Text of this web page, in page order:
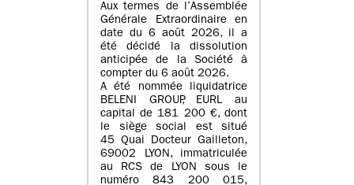
Aux termes de l’Assemblée
Générale Extraordinaire en
date du 6 août 2026, il a
été décidé la dissolution
anticipée de la Société à
compter du 6 août 2026.
A été nommée liquidatrice
BELENI GROUP, EURL au
capital de 181 200 €, dont
le siège social est situé
45 Quai Docteur Gailleton,
69002 LYON, immatriculée
au RCS de LYON sous le
numéro 843 200 015,